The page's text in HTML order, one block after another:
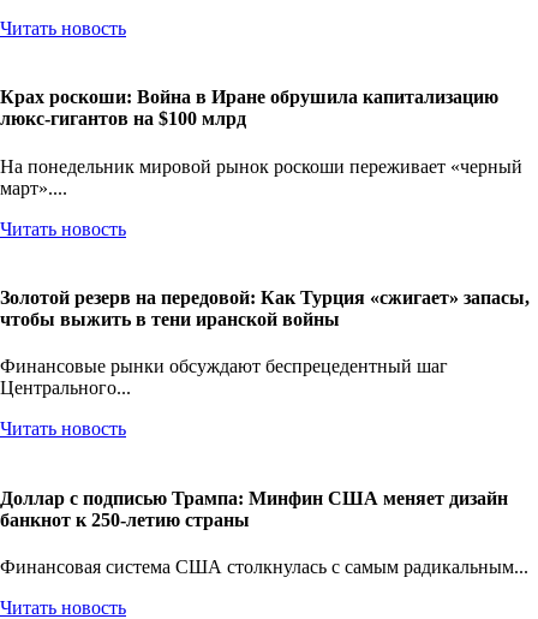
Читать новость
Крах роскоши: Война в Иране обрушила капитализацию
люкс-гигантов на $100 млрд
На понедельник мировой рынок роскоши переживает «черный
март»....
Читать новость
Золотой резерв на передовой: Как Турция «сжигает» запасы,
чтобы выжить в тени иранской войны
Финансовые рынки обсуждают беспрецедентный шаг
Центрального...
Читать новость
Доллар с подписью Трампа: Минфин США меняет дизайн
банкнот к 250-летию страны
Финансовая система США столкнулась с самым радикальным...
Читать новость